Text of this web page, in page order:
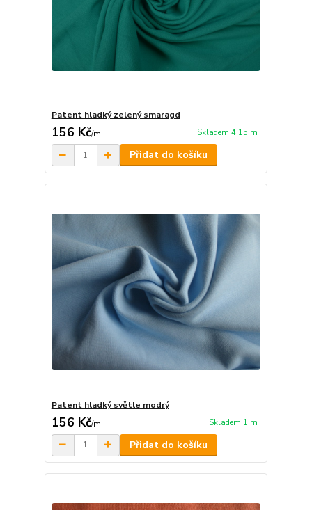
Patent hladký zelený smaragd
156 Kč/m Skladem 4.15 m
Přidat do košíku
Patent hladký světle modrý
156 Kč/m Skladem 1 m
Přidat do košíku